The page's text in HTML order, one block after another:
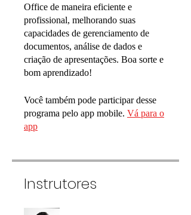
Office de maneira eficiente e
profissional, melhorando suas
capacidades de gerenciamento de
documentos, análise de dados e
criação de apresentações. Boa sorte e
bom aprendizado!
Você também pode participar desse
programa pelo app mobile. Vá para o
app
Instrutores